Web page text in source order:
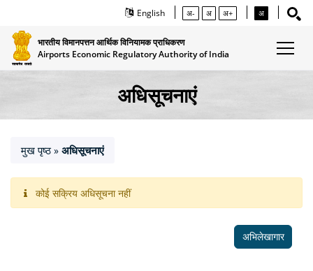
English अ- अ अ+ अ
भारतीय विमानपत्तन आर्थिक विनियामक प्राधिकरण
Airports Economic Regulatory Authority of India
अधिसूचनाएं
मुख पृष्ठ » अधिसूचनाएं
कोई सक्रिय अधिसूचना नहीं
अभिलेखागार